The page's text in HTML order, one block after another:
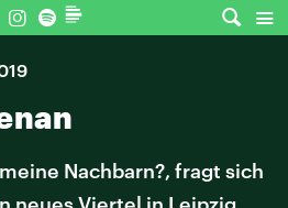
Nachbarn?, fragt sich